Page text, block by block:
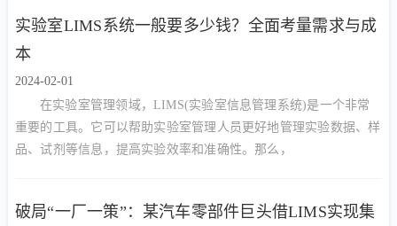
实验室LIMS系统一般要多少钱？全面考量需求与成
本
2024-02-01
在实验室管理领域，LIMS(实验室信息管理系统)是一个非常
重要的工具。它可以帮助实验室管理人员更好地管理实验数据、样
品、试剂等信息，提高实验效率和准确性。那么，
破局“一厂一策”：某汽车零部件巨头借LIMS实现集